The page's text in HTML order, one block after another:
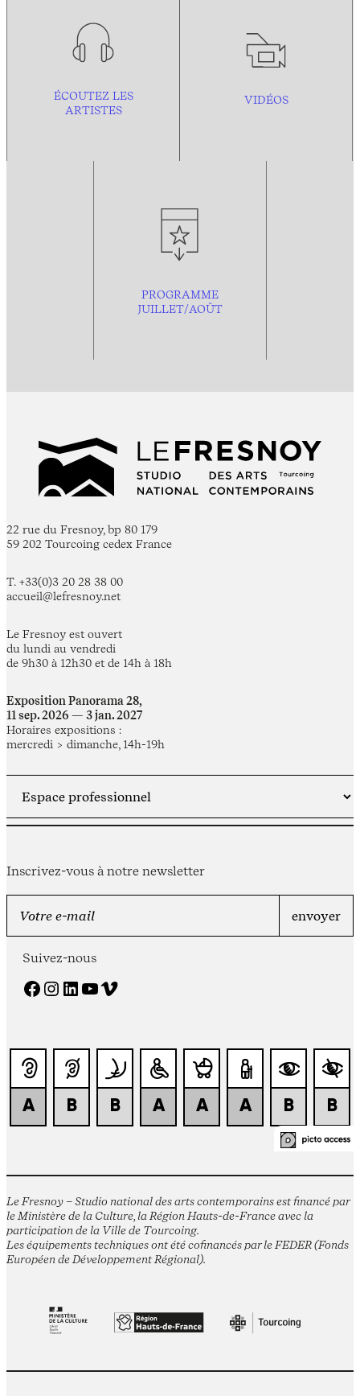
ÉCOUTEZ LES
ARTISTES
VIDÉOS
PROGRAMME
JUILLET/AOÛT
22 rue du Fresnoy, bp 80 179
59 202 Tourcoing cedex France
T. +33(0)3 20 28 38 00
accueil@lefresnoy.net
Le Fresnoy est ouvert
du lundi au vendredi
de 9h30 à 12h30 et de 14h à 18h
Exposition Panorama 28,
11 sep. 2026 — 3 jan. 2027
Horaires expositions :
mercredi > dimanche, 14h-19h
Inscrivez-vous à notre newsletter
Suivez-nous
Facebook Instagram LinkedIn YouTube Vimeo
Le Fresnoy – Studio national des arts contemporains est financé par
le Ministère de la Culture, la Région Hauts-de-France avec la
participation de la Ville de Tourcoing.
Les équipements techniques ont été cofinancés par le FEDER (Fonds
Européen de Développement Régional).